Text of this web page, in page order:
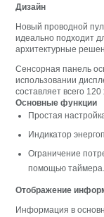
Дизайн
Новый проводной
идеально подходит
архитектурные
Сенсорная панель
использовании
составляет всего
Основные функции
Простая
Индикатор
Ограничение
помощью таймера.
Отображение
Информация в